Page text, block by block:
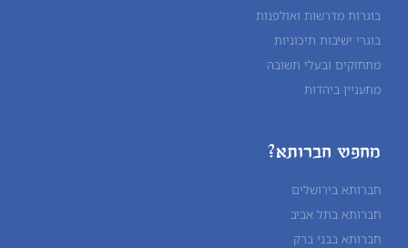
בוגרות מדרשות ואולפנות
בוגרי ישיבות תיכוניות
מתחזקים ובעלי תשובה
מתעניין ביהדות
מחפש חברותא?
חברותא בירושלים
חברותא בתל אביב
חברותא בבני ברק